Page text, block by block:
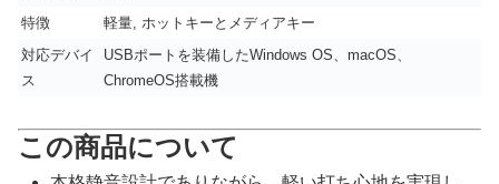
特徴
軽量, ホットキーとメディアキー
対応デバイ
ス
USBポートを装備したWindows OS、macOS、
ChromeOS搭載機
この商品について